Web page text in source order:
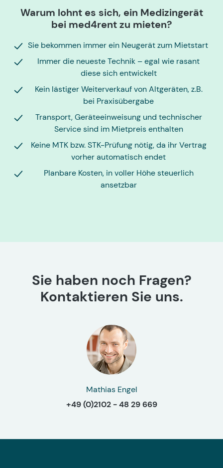
Warum lohnt es sich, ein Medizingerät
bei med4rent zu mieten?
Sie bekommen immer ein Neugerät zum Mietstart
Immer die neueste Technik – egal wie rasant
diese sich entwickelt
Kein lästiger Weiterverkauf von Altgeräten, z.B.
bei Praxisübergabe
Transport, Geräteeinweisung und technischer
Service sind im Mietpreis enthalten
Keine MTK bzw. STK-Prüfung nötig, da ihr Vertrag
vorher automatisch endet
Planbare Kosten, in voller Höhe steuerlich
ansetzbar
Sie haben noch Fragen?
Kontaktieren Sie uns.
Mathias Engel
+49 (0)2102 - 48 29 669